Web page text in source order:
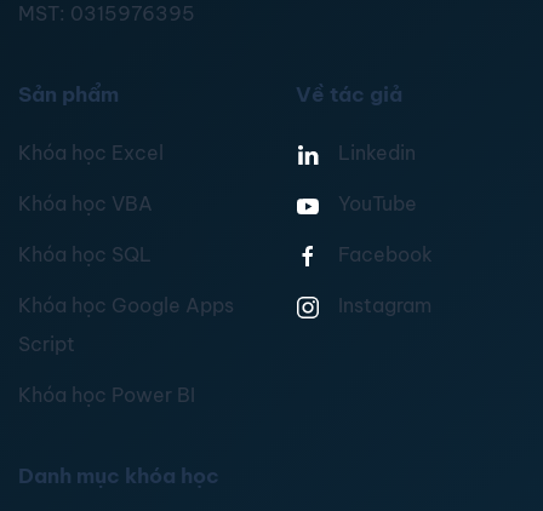
MST: 0315976395
Sản phẩm
Khóa học Excel
Khóa học VBA
Khóa học SQL
Khóa học Google Apps
Script
Khóa học Power BI
Về tác giả
Linkedin
YouTube
Facebook
Instagram
Danh mục khóa học